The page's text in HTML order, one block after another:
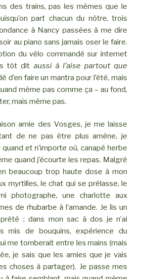
des trains, pas les mêmes que le
part chacun du nôtre, trois
à Nancy passées à me dire
au piano sans jamais oser le faire.
du vélo commandé sur internet
tôt dit aussi à l’aise partout que
d’en faire un mantra pour l’été, mais
même pas comme ça – au fond,
mais même pas.
amie des Vosges, je me laisse
de ne pas être plus amène, je
quand et n’importe où, canapé herbe
quand j’écourte les repas. Malgré
beaucoup trop haute dose à mon
myrtilles, le chat qui se prélasse, le
photographe, une charlotte aux
de rhubarbe à l’amande. Je lis un
; dans mon sac à dos je n’ai
mis de bouquins, expérience du
me tomberait entre les mains (mais
je sais que les amies que je vais
choses à partager). Je passe mes